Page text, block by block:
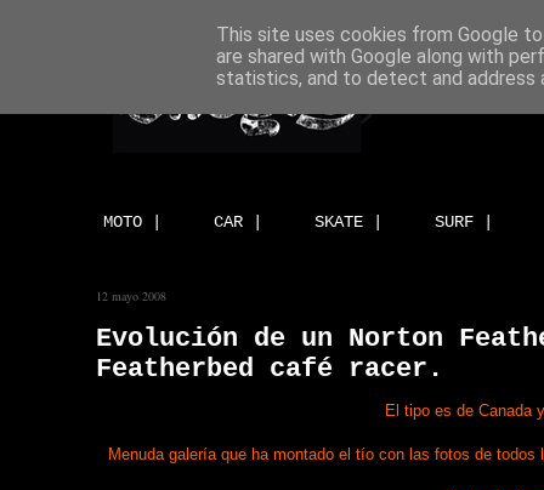
MOTO | CAR | SKATE | SURF |
12 mayo 2008
Evolución de un Norton
Featherbed café racer.
El tipo es de Canada
Menuda galería que ha montado el tío con las fotos de
This site uses cookies from Google
are shared with Google along with
statistics, and to detect and address